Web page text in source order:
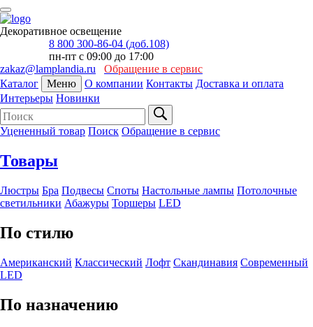
Декоративное освещение
8 800 300-86-04 (доб.108)
пн-пт с 09:00 до 17:00
zakaz@lamplandia.ru
Обращение в сервис
Каталог
Меню О компании Контакты Доставка и оплата
Интерьеры Новинки
Уцененный товар Поиск Обращение в сервис
Товары
Люстры Бра Подвесы Споты Настольные лампы Потолочные
светильники Абажуры Торшеры LED
По стилю
Американский Классический Лофт Скандинавия Современный
LED
По назначению